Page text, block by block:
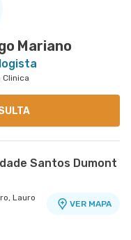
Mariano
Santos Dumont
Lauro
VER MAPA